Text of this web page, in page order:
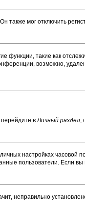
также мог отключить
функции, такие как
возможно,
перейдите вЛичный раздел;
настройках часовой
пользователи. Если вы
неправильно